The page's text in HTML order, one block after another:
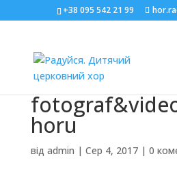
+38 095 542 21 99
horu
від admin | Сер 4, 2017| 0